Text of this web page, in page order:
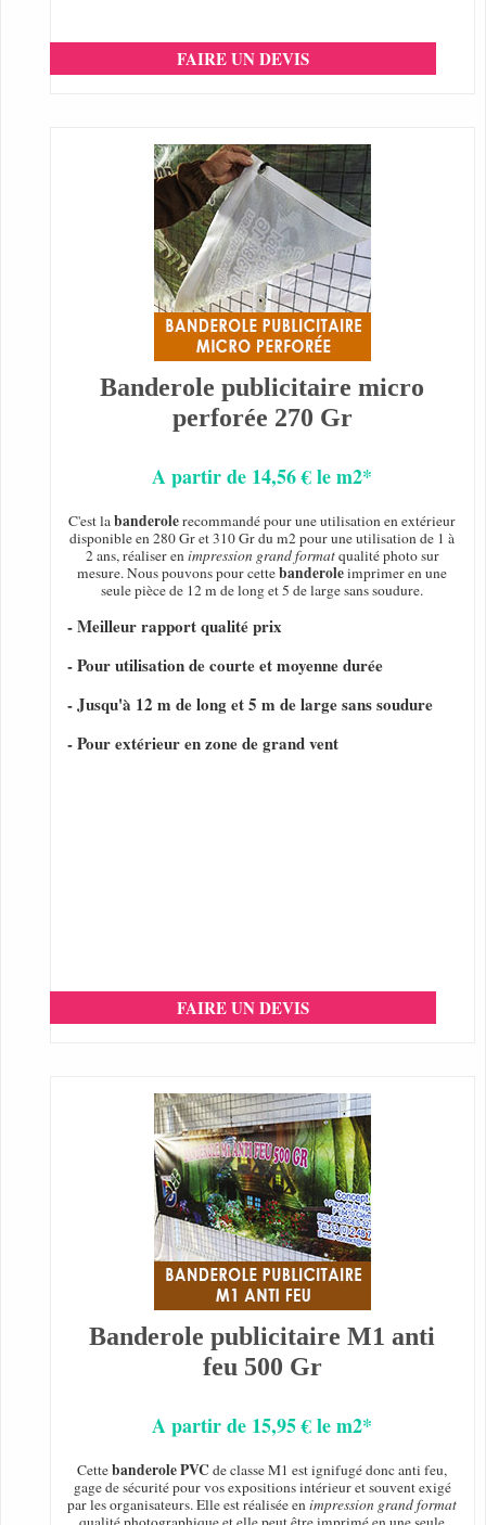
FAIRE UN DEVIS
Banderole publicitaire micro
perforée 270 Gr
A partir de 14,56 € le m2*
C'est labanderolerecommandé pour une utilisation en extérieur
disponible en 280 Gr et 310 Gr du m2 pour une utilisation de 1 à
2 ans, réaliser enimpression grand formatqualité photo sur
mesure. Nous pouvons pour cettebanderoleimprimer en une
seule pièce de 12 m de long et 5 de large sans soudure.
- Meilleur rapport qualité prix
- Pour utilisation de courte et moyenne durée
- Jusqu'à 12 m de long et 5 m de large sans soudure
- Pour extérieur en zone de grand vent
FAIRE UN DEVIS
Banderole publicitaire M1 anti
feu 500 Gr
A partir de 15,95 € le m2*
Cettebanderole PVC de classe M1 est ignifugé donc anti feu,
gage de sécurité pour vos expositions intérieur et souvent exigé
par les organisateurs. Elle est réalisée enimpression grand format